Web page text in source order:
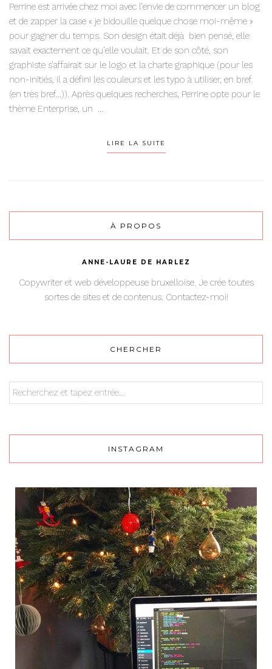
Perrine est arrivée chez moi avec l’envie de commencer un blog
et de zapper la case « je bidouille quelque chose moi-même »
pour gagner du temps. Son design était déjà bien pensé, elle
savait exactement ce qu’elle voulait. Et de son côté, son
graphiste s’affairait sur le logo et la charte graphique (pour les
non-initiés, il a défini les couleurs et les typo à utiliser, en bref.
(en très bref…)). Après quelques recherches, Perrine opte pour le
thème Enterprise, un ...
LIRE LA SUITE
À PROPOS
ANNE-LAURE DE HARLEZ
Copywriter et web développeuse bruxelloise. Je crée toutes
sortes de sites et de contenus. Contactez-moi!
CHERCHER
INSTAGRAM